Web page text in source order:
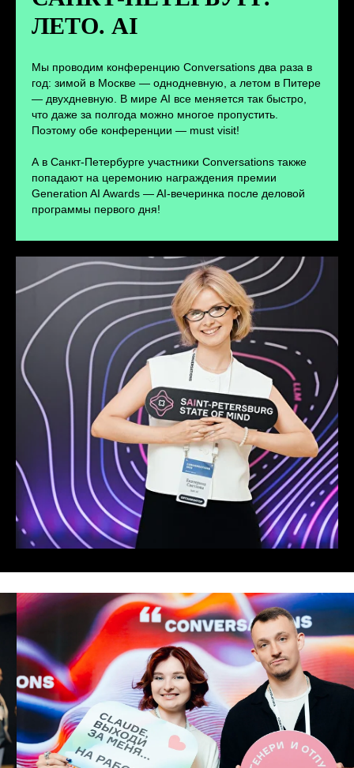
ЛЕТО. AI
Мы проводим конференцию Conversations два раза в
год: зимой в Москве — однодневную, а летом в Питере
— двухдневную. В мире AI все меняется так быстро,
что даже за полгода можно многое пропустить.
Поэтому обе конференции — must visit!
А в Санкт-Петербурге участники Conversations также
попадают на церемонию награждения премии
Generation AI Awards — AI-вечеринка после деловой
программы первого дня!